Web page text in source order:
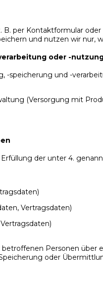
per Kontaktformular
und nutzen wir nur,
oder -
-speicherung und -
(Versorgung mit
der unter 4.
Vertragsdaten)
Personen über
oder